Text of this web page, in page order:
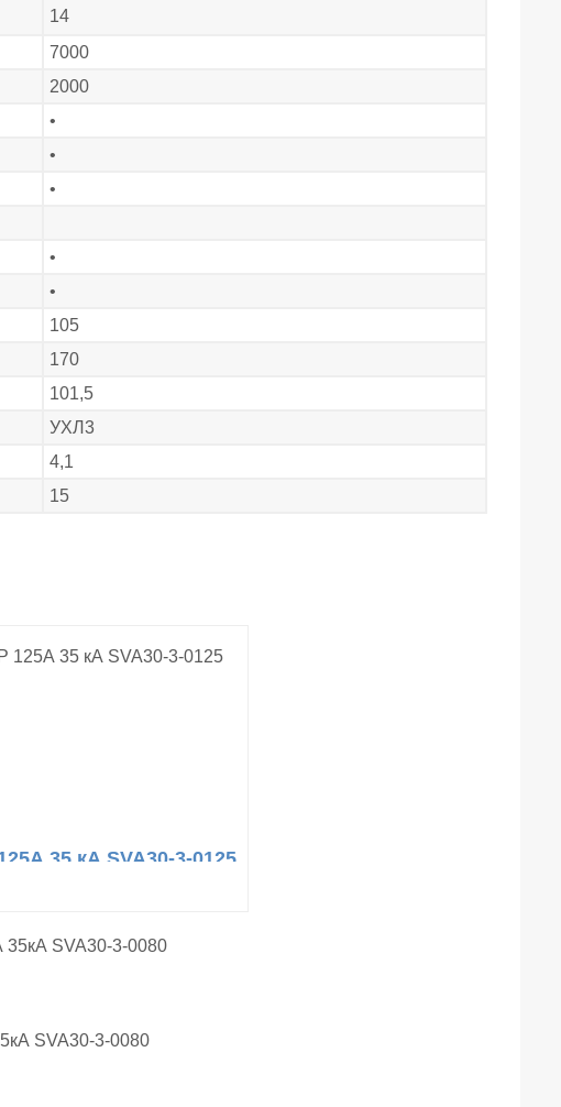
14
7000
2000
•
•
•
•
•
105
170
101,5
УХЛ3
4,1
15
35 кА SVA30-3-0125
SVA30-3-0080